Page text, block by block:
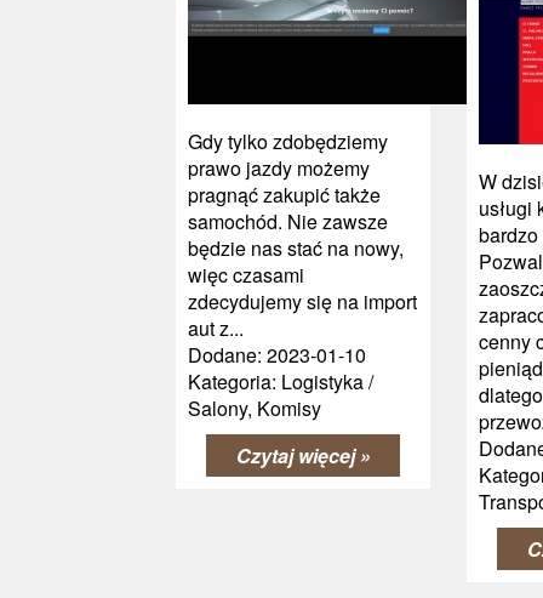
Gdy tylko zdobędziemy
prawo jazdy możemy
pragnąć zakupić także
samochód. Nie zawsze
będzie nas stać na nowy,
więc czasami
zdecydujemy się na import
aut z...
Dodane: 2023-01-10
Kategoria: Logistyka /
Salony, Komisy
Czytaj więcej »
W
usługi
cenny